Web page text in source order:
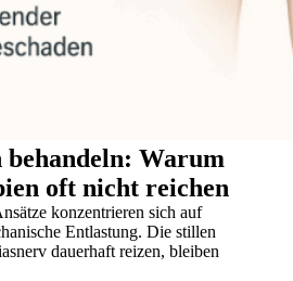
behandeln: Warum
oft nicht reichen
konzentrieren sich auf
Entlastung. Die stillen
dauerhaft reizen, bleiben